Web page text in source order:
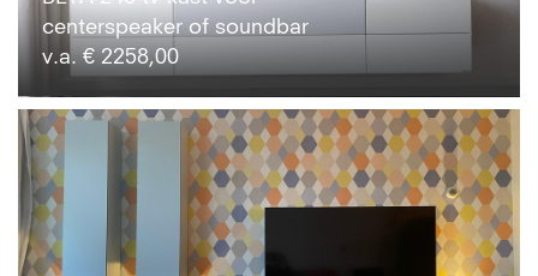
centerspeaker of soundbar
v.a. € 2258,00